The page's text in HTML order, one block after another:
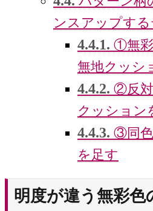
ンスアップす
4.4.1. ①無彩
無地クッシ
4.4.2. ②反対
クッション
4.4.3. ③同色
を足す
明度が違う無彩色